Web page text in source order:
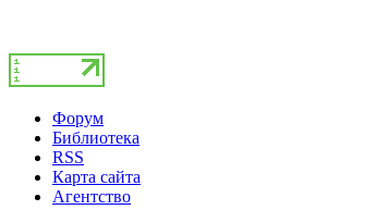
Форум
Библиотека
RSS
Карта сайта
Агентство